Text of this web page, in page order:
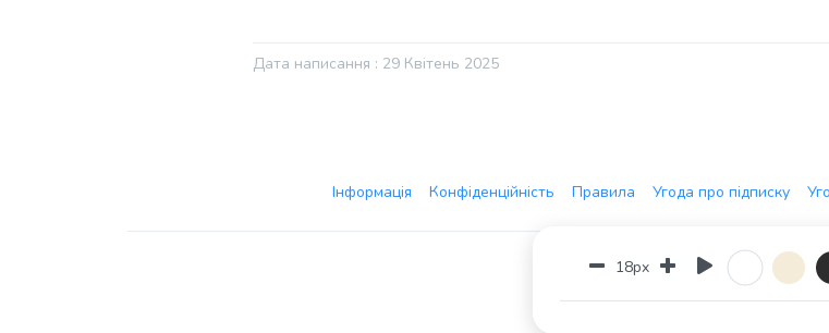
Дата написання : 29 Квітень 2025
18px
Інформація Конфіденційність Правила Угода про підписку
Ant3DstudioCopyright ©